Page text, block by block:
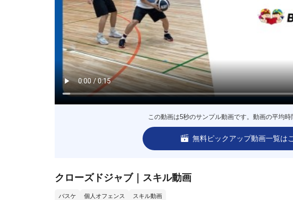
この動画は5秒のサンプル動画です。動画の平均時
無料ピックアップ動画一覧は
クローズドジャブ｜スキル動画
バスケ 個人オフェンス スキル動画